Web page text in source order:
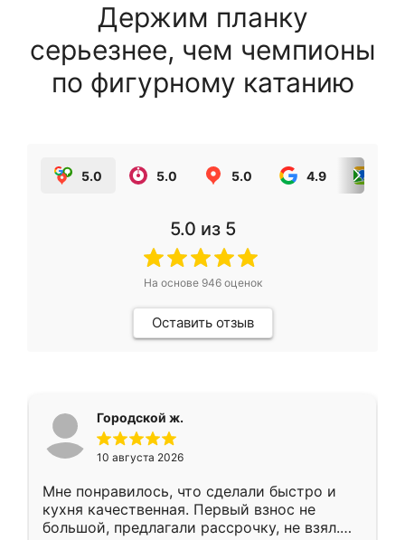
Держим планку
серьезнее, чем чемпионы
по фигурному катанию
5.0 5.0 5.0 4.9
5.0 из 5
На основе 946оценок
Оставить отзыв
Городской ж.
10 августа 2026
Мне понравилось, что сделали быстро и
кухня качественная. Первый взнос не
большой, предлагали рассрочку, не взял.